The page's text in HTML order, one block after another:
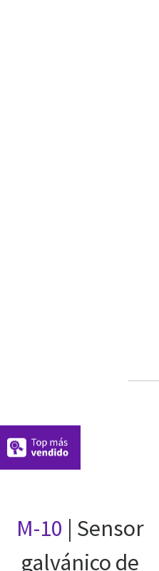
M-10 | Sensor
galvánico de